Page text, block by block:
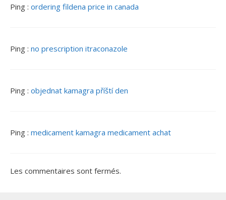
Ping : ordering fildena price in canada
Ping : no prescription itraconazole
Ping : objednat kamagra příští den
Ping : medicament kamagra medicament achat
Les commentaires sont fermés.